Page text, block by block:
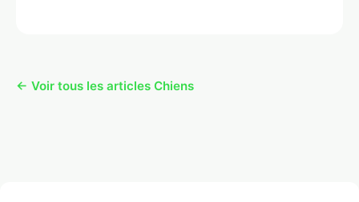
← Voir tous les articles Chiens